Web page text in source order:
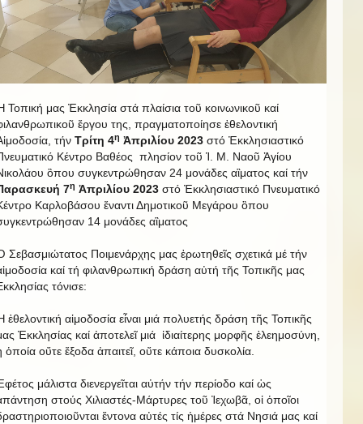
Τοπική μας Ἐκκλησία στά πλαίσια τοῦ κοινωνικοῦ καί
ἔργου της, πραγματοποίησε ἐθελοντική
τήν Τρίτη 4η Ἀπριλίου 2023 στό Ἐκκλησιαστικό
Κέντρο Βαθέος πλησίον τοῦ Ἱ. Μ. Ναοῦ Ἁγίου
ὃπου συγκεντρώθησαν 24 μονάδες αἳματος καί τήν
7η Ἀπριλίου 2023 στό Ἐκκλησιαστικό Πνευματικό
Καρλοβάσου ἔναντι Δημοτικοῦ Μεγάρου ὃπου
14 μονάδες αἳματος
Σεβασμιώτατος Ποιμενάρχης μας ἐρωτηθεῖς σχετικά μέ τήν
καί τή φιλανθρωπική δράση αὐτή τῆς Τοπικῆς μας
τόνισε:
ἐθελοντική αἱμοδοσία εἶναι μιά πολυετής δράση τῆς Τοπικῆς
Ἐκκλησίας καί ἀποτελεῖ μιά ἰδιαίτερης μορφῆς ἐλεημοσύνη,
ὁποία οὔτε ἔξοδα ἀπαιτεῖ, οὔτε κάποια δυσκολία.
μάλιστα διενεργεῖται αὐτήν τήν περίοδο καί ὡς
στούς Χιλιαστές-Μάρτυρες τοῦ Ἰεχωβᾶ, οἱ ὁποῖοι
ἔντονα αὐτές τίς ἡμέρες στά Νησιά μας καί